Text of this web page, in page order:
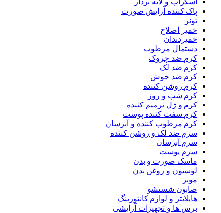
اسکراب و لایه بردار
پاک کننده آرایش صورت
تونر
خمیر اصلاح
خمیردندان
دستمال مرطوب
کرم ضد چروک
کرم ضد لک
کرم ضد جوش
کرم روشن کننده
کرم شب و روز
کرم و ژل ترمیم کننده
کرم سفت کننده پوست
کرم مرطوب کننده و آبرسان
سرم ضد لک و روشن کننده
سرم آبرسان
سرم پوست
ماسک صورت و بدن
لوسیون و روغن بدن
موبر
صابون شستشو
هایلایتر و لوازم کانتورینگ
برس ها و تجهیزات آرایشی